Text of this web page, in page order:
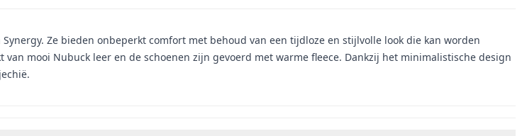
Ze bieden onbeperkt comfort met behoud van een tijdloze en stijlvolle look die kan worden
mooi Nubuck leer en de schoenen zijn gevoerd met warme fleece. Dankzij het minimalistische design